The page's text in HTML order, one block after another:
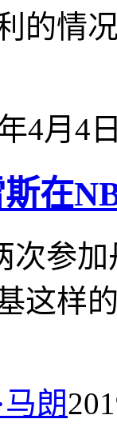
的情
4月4
在
次参
这样
马朗